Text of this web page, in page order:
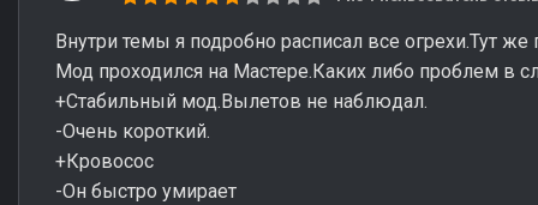
Внутри темы я подробно расписал все огрехи.Тут же
Мод проходился на Мастере.Каких либо проблем в
+Стабильный мод.Вылетов не наблюдал.
-Очень короткий.
+Кровосос
-Он быстро умирает